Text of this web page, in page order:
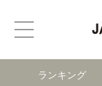
ランキング